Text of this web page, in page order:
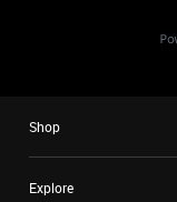
Shop
Explore